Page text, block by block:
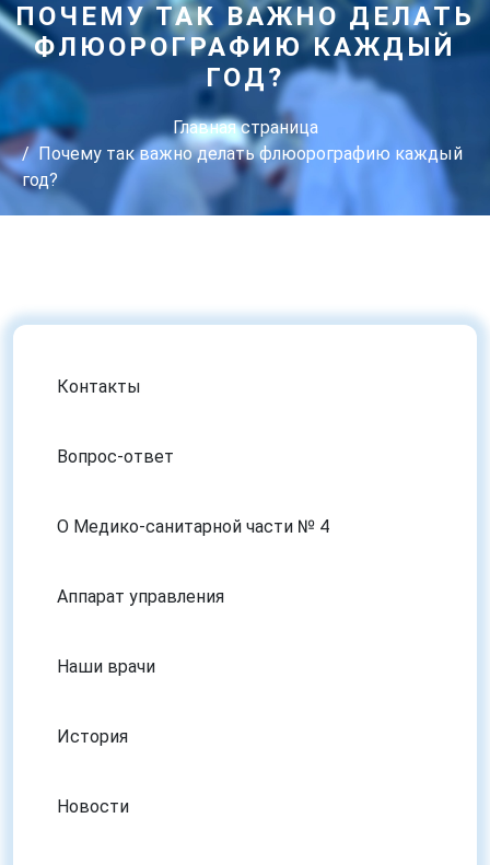
ПОЧЕМУ ТАК ВАЖНО ДЕЛАТЬ
ФЛЮОРОГРАФИЮ КАЖДЫЙ
ГОД?
Главная страница
Почему так важно делать флюорографию каждый
год?
Контакты
Вопрос-ответ
О Медико-санитарной части № 4
Аппарат управления
Наши врачи
История
Новости